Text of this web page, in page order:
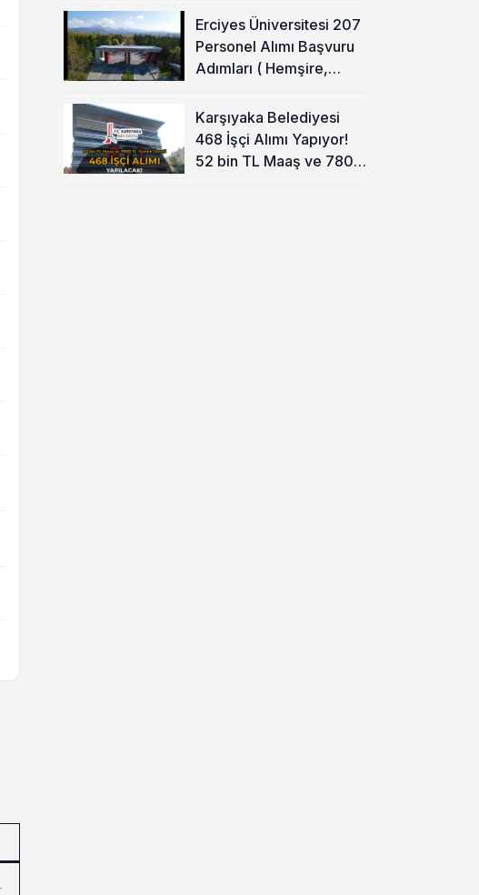
Olacak Mı?
Erciyes Üniversitesi 207
Personel Alımı Başvuru
Adımları ( Hemşire,
Karşıyaka Belediyesi
468 İşçi Alımı Yapıyor!
52 bin TL Maaş ve 7800